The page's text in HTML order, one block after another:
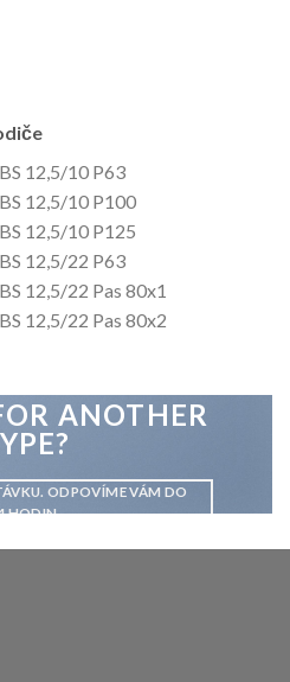
12,5/10 P63
12,5/10 P100
12,5/10 P125
12,5/22 P63
12,5/22 Pas 80x1
12,5/22 Pas 80x2
ANOTHER
ODPOVÍME VÁM DO
HODIN.